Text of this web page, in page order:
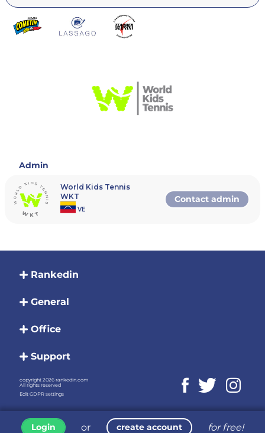
10º lugar: 1 punto
El último torneo del Local Tour
otorgará el doble de puntos
para los competidores.
jugador o el equipo girarán su raqueta
y el ganador del giro tendrá algunas
opciones para elegir. Pueden elegir
una de estas 4 opciones:
Round Robin:
El sistema de todos contra
todos o sistema de liga es un
El jugador que gane dos set
obtendrá la victoria del
En el caso que estén 5 iguales
Admin
World Kids Tennis
WKT
VE
Contact admin
Login or create account for free!
Rankedin
General
Office
Support
copyright 2026 rankedin.com
All rights reserved
Edit GDPR settings